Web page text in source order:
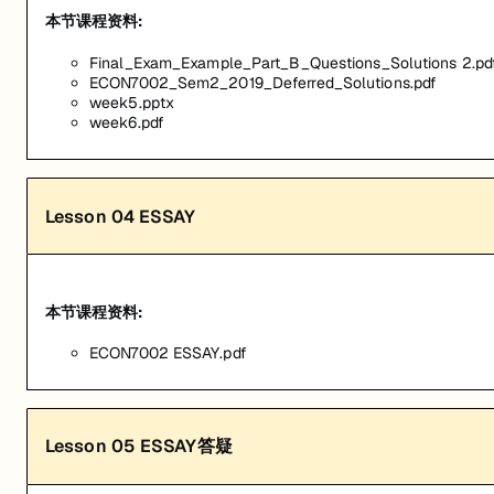
本节课程资料:
Final_Exam_Example_Part_B_Questions_Solutions
ECON7002_Sem2_2019_Deferred_Solutions.pdf
week5.pptx
week6.pdf
Lesson 04 ESSAY
本节课程资料:
ECON7002 ESSAY.pdf
Lesson 05 ESSAY答疑